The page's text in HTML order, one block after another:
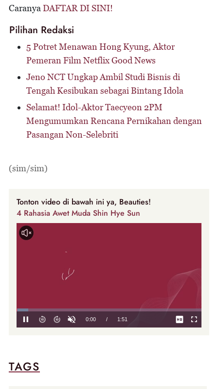
Caranya DAFTAR DI SINI!
Pilihan Redaksi
5 Potret Menawan Hong Kyung, Aktor
Pemeran Film Netflix Good News
Jeno NCT Ungkap Ambil Studi Bisnis di
Tengah Kesibukan sebagai Bintang Idola
Selamat! Idol-Aktor Taecyeon 2PM
Mengumumkan Rencana Pernikahan dengan
Pasangan Non-Selebriti
(sim/sim)
Tonton video di bawah ini ya, Beauties!
4 Rahasia Awet Muda Shin Hye Sun
TAGS